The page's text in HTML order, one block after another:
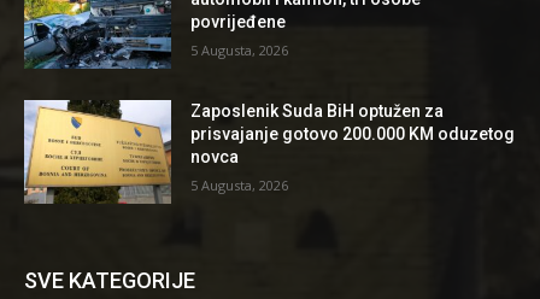
povrijeđene
5 Augusta, 2026
Zaposlenik Suda BiH optužen za
prisvajanje gotovo 200.000 KM oduzetog
novca
5 Augusta, 2026
SVE KATEGORIJE